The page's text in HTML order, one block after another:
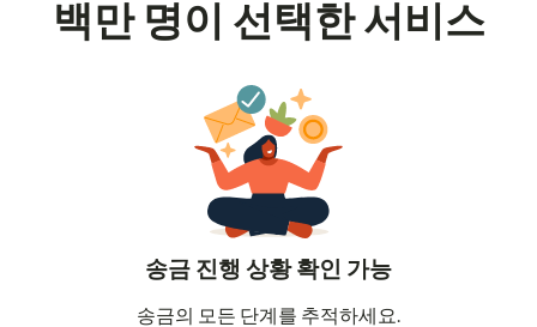
백만 명이 선택한 서비스
송금 진행 상황 확인 가능
송금의 모든 단계를 추적하세요.